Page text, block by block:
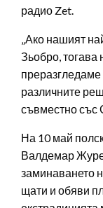
радио Zet.
„Ако нашият
Зьобро, тогава
различните
съвместно със
На 10 май
Валдемар
заминаването
щати и обяви